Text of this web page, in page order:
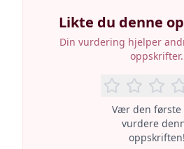
Likte du denne
Din vurdering hjelper
oppskrifter.
Vær den første
vurdere
oppskriften!